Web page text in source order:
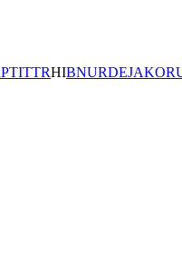
PTITTRHIBNURDEJAKO